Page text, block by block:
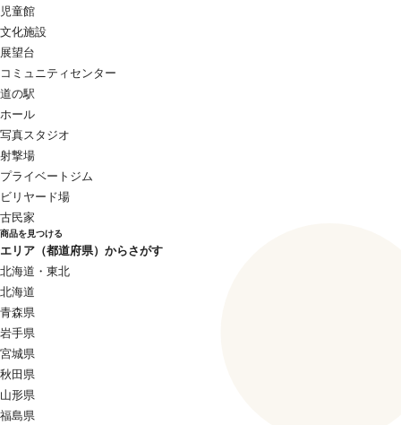
児童館
文化施設
展望台
コミュニティセンター
道の駅
ホール
写真スタジオ
射撃場
プライベートジム
ビリヤード場
古民家
商品を見つける
エリア（都道府県）からさがす
北海道・東北
北海道
青森県
岩手県
宮城県
秋田県
山形県
福島県